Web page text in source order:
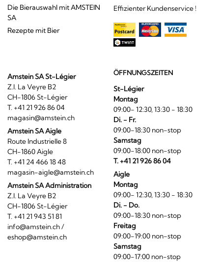
Die Bierauswahl mit AMSTEIN
SA
Rezepte mit Bier
Effizienter Kundenservice !
Amstein SA St-Légier
Z.I. La Veyre B2
CH-1806 St-Légier
T. +41 21 926 86 04
magasin@amstein.ch
Amstein SA Aigle
Route Industrielle 8
CH-1860 Aigle
T. +41 24 466 18 48
magasin-aigle@amstein.ch
Amstein SA Administration
Z.I. La Veyre B2
CH-1806 St-Légier
T. +41 21 943 51 81
info@amstein.ch/
eshop@amstein.ch
ÖFFNUNGSZEITEN
St-Légier
Montag
09:00- 12:30, 13:30 - 18:30
Di. - Fr.
09:00-18:30 non-stop
Samstag
09:00-18:00 non-stop
T. +41 21 926 86 04
Aigle
Montag
09:00- 12:30, 13:30 - 18:30
Di. - Do.
09:00-18:30 non-stop
Freitag
09:00-19:00 non-stop
Samstag
09:00-17:00 non-stop